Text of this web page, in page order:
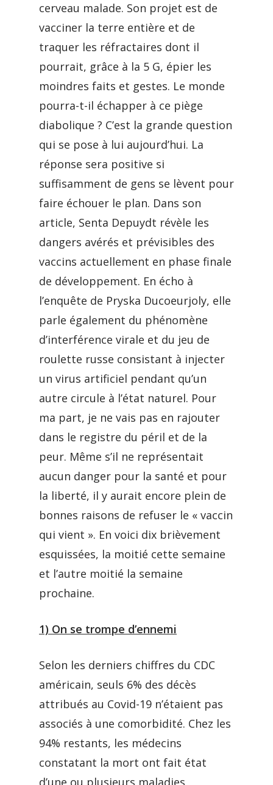
cerveau malade. Son projet est de
vacciner la terre entière et de
traquer les réfractaires dont il
pourrait, grâce à la 5 G, épier les
moindres faits et gestes. Le monde
pourra-t-il échapper à ce piège
diabolique ? C’est la grande question
qui se pose à lui aujourd’hui. La
réponse sera positive si
suffisamment de gens se lèvent pour
faire échouer le plan. Dans son
article, Senta Depuydt révèle les
dangers avérés et prévisibles des
vaccins actuellement en phase finale
de développement. En écho à
l’enquête de Pryska Ducoeurjoly, elle
parle également du phénomène
d’interférence virale et du jeu de
roulette russe consistant à injecter
un virus artificiel pendant qu’un
autre circule à l’état naturel. Pour
ma part, je ne vais pas en rajouter
dans le registre du péril et de la
peur. Même s’il ne représentait
aucun danger pour la santé et pour
la liberté, il y aurait encore plein de
bonnes raisons de refuser le « vaccin
qui vient ». En voici dix brièvement
esquissées, la moitié cette semaine
et l’autre moitié la semaine
prochaine.
1) On se trompe d’ennemi
Selon les derniers chiffres du CDC
américain, seuls 6% des décès
attribués au Covid-19 n’étaient pas
associés à une comorbidité. Chez les
94% restants, les médecins
constatant la mort ont fait état
d’une ou plusieurs maladies